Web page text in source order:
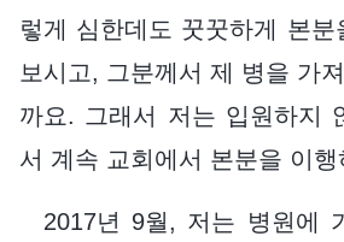
렇게 심한데도 꿋꿋하게 본
보시고, 그분께서 제 병을 가
까요. 그래서 저는 입원하지
서 계속 교회에서 본분을 이
2017년 9월, 저는 병원에